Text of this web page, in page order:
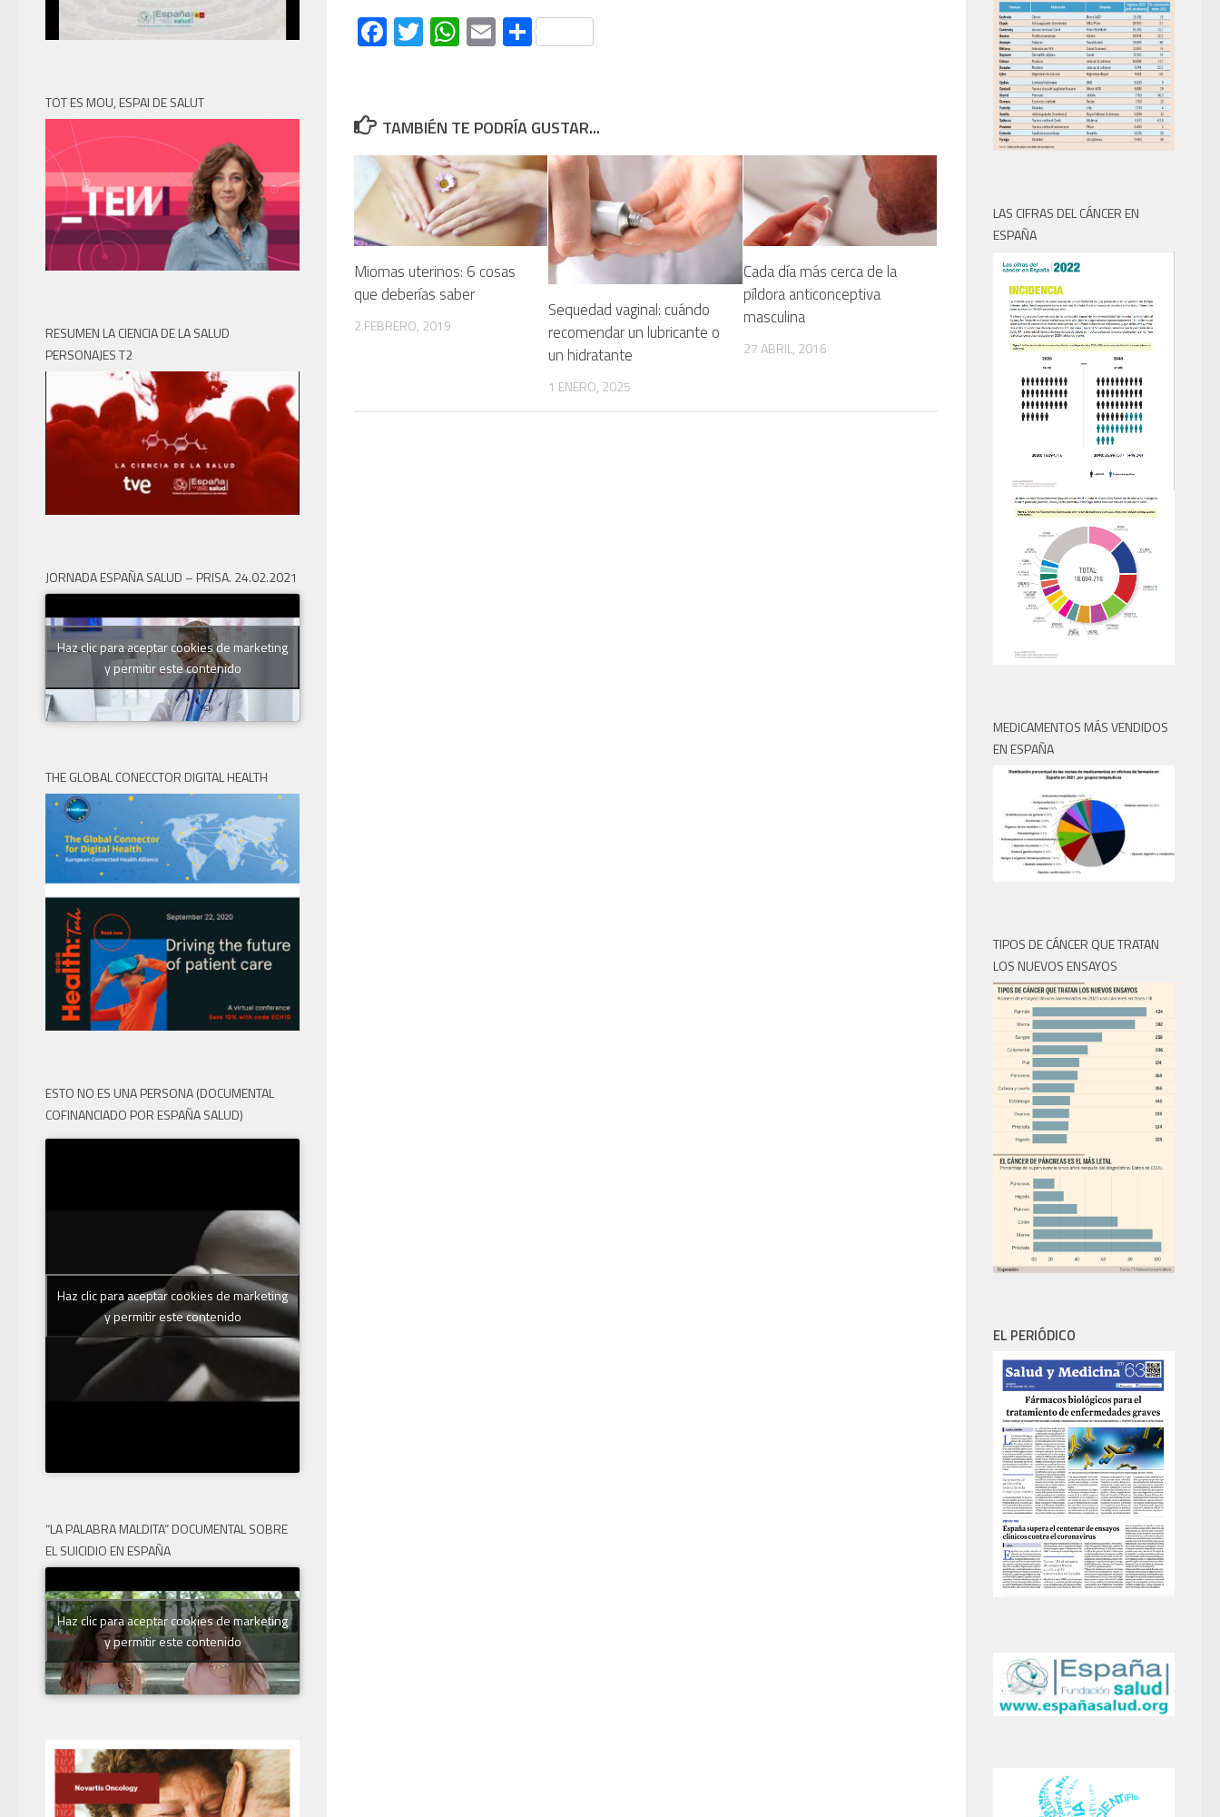
Facebook
Twitter
WhatsApp
EmailCompartir
TAMBIÉN TE PODRÍA GUSTAR...
Miomas uterinos: 6 cosas
que deberías saber
2 FEBRERO, 2019
Sequedad vaginal: cuándo
recomendar un lubricante o
un hidratante
1 ENERO, 2025
Cada día más cerca de la
píldora anticonceptiva
masculina
27 ABRIL, 2016
TOT ES MOU, ESPAI DE SALUT
RESUMEN LA CIENCIA DE LA SALUD
PERSONAJES T2
JORNADA ESPAÑA SALUD – PRISA. 24.02.2021
Haz clic para aceptar cookies de marketing
y permitir este contenido
THE GLOBAL CONECCTOR DIGITAL HEALTH
ESTO NO ES UNA PERSONA (DOCUMENTAL
COFINANCIADO POR ESPAÑA SALUD)
Haz clic para aceptar cookies de marketing
y permitir este contenido
“LA PALABRA MALDITA” DOCUMENTAL SOBRE
EL SUICIDIO EN ESPAÑA
Haz clic para aceptar cookies de marketing
y permitir este contenido
LAS CIFRAS DEL CÁNCER EN
ESPAÑA
MEDICAMENTOS MÁS VENDIDOS
EN ESPAÑA
TIPOS DE CÁNCER QUE TRATAN
LOS NUEVOS ENSAYOS
EL PERIÓDICO